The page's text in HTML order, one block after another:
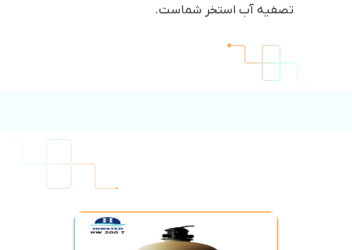
تصفیه آب استخر شماست.